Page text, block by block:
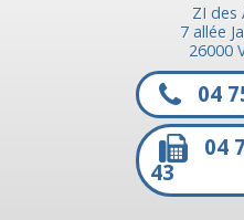
ZI des
7 allée
26000
04
04
43